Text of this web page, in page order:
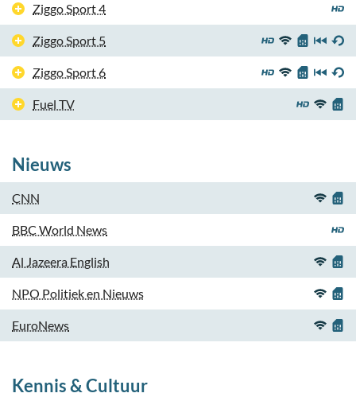
Ziggo Sport 4
Ziggo Sport 5
Ziggo Sport 6
Fuel TV
Nieuws
CNN
BBC World News
Al Jazeera English
NPO Politiek en Nieuws
EuroNews
Kennis & Cultuur